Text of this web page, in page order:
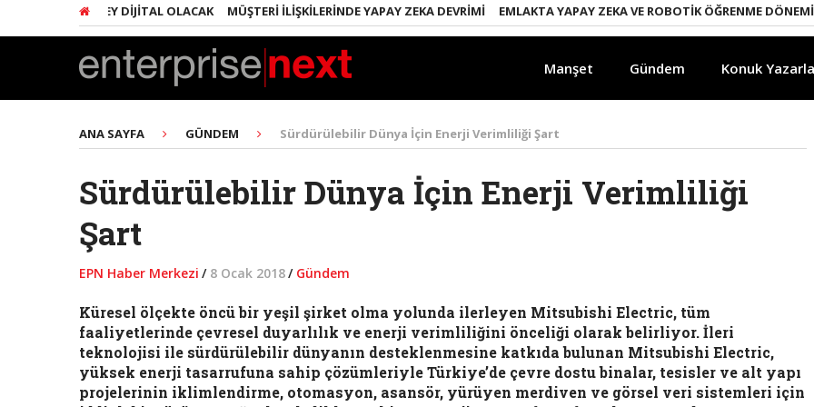
HER ŞEY DIJITAL OLACAK MÜŞTERI İLIŞKILERINDE YAPAY ZEKA DEVRIMI EMLAKTA YAPAY ZEKA VE ROBOTIK ÖĞRENME DÖNEMI
Manşet Gündem Konuk
ANA SAYFA GÜNDEM Sürdürülebilir Dünya İçin Enerji Verimliliği Şart
Sürdürülebilir Dünya İçin Enerji Verimliliği
Şart
EPN Haber Merkezi / 8 Ocak 2018/ Gündem
Küresel ölçekte öncü bir yeşil şirket olma yolunda ilerleyen Mitsubishi Electric, tüm
faaliyetlerinde çevresel duyarlılık ve enerji verimliliğini önceliği olarak belirliyor. İleri
teknolojisi ile sürdürülebilir dünyanın desteklenmesine katkıda bulunan Mitsubishi Electric,
yüksek enerji tasarrufuna sahip çözümleriyle Türkiye’de çevre dostu binalar, tesisler ve alt yapı
projelerinin iklimlendirme, otomasyon, asansör, yürüyen merdiven ve görsel veri sistemleri için